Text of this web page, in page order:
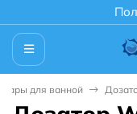
для ванной